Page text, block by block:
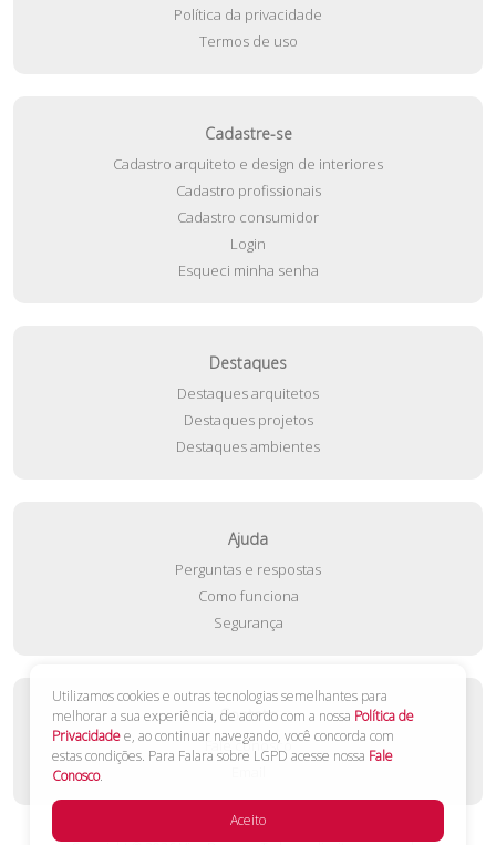
Política da privacidade
Termos de uso
Cadastre-se
Cadastro arquiteto e design de interiores
Cadastro profissionais
Cadastro consumidor
Login
Esqueci minha senha
Destaques
Destaques arquitetos
Destaques projetos
Destaques ambientes
Ajuda
Perguntas e respostas
Como funciona
Segurança
Contato
Fale conosco
Utilizamos cookies e outras tecnologias semelhantes para
melhorar a sua experiência, de acordo com a nossa Política de
Privacidadee, ao continuar navegando, você concorda com
estas condições. Para Falara sobre LGPD acesse nossa Fale
Conosco.
Aceito